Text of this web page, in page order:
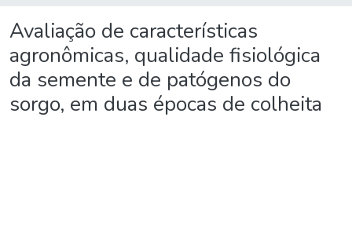
Avaliação de características
agronômicas, qualidade fisiológica
da semente e de patógenos do
sorgo, em duas épocas de colheita